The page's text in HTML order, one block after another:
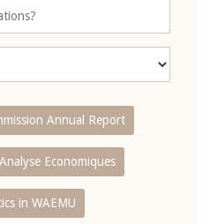
Annual Report
Economiques
in WAEMU